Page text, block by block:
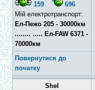
159
696
Мій електротранспорт:
Ел-Пежо 205 - 30000км
........ ..... Ел-FAW 6371 -
70000км
Повернутися до
початку
Shel